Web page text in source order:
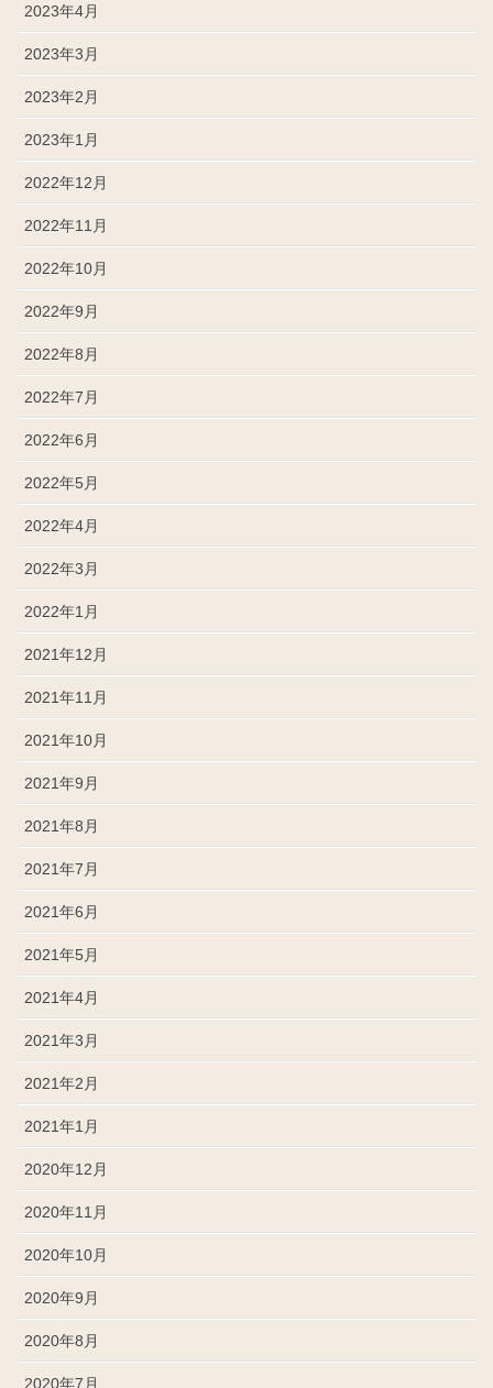
2023年4月
2023年3月
2023年2月
2023年1月
2022年12月
2022年11月
2022年10月
2022年9月
2022年8月
2022年7月
2022年6月
2022年5月
2022年4月
2022年3月
2022年1月
2021年12月
2021年11月
2021年10月
2021年9月
2021年8月
2021年7月
2021年6月
2021年5月
2021年4月
2021年3月
2021年2月
2021年1月
2020年12月
2020年11月
2020年10月
2020年9月
2020年8月
2020年7月